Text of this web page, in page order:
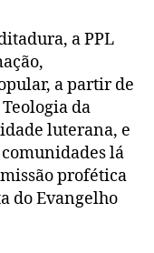
a PPL
a partir de
da
luterana, e
lá
profética
do Evangelho